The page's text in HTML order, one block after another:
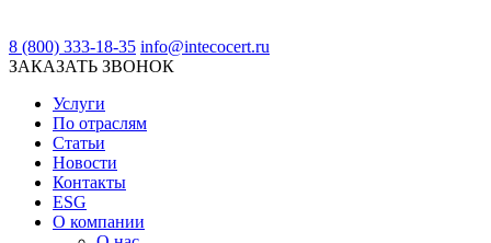
8 (800) 333-18-35 info@intecocert.ru
ЗАКАЗАТЬ ЗВОНОК
Услуги
По отраслям
Статьи
Новости
Контакты
ESG
О компании